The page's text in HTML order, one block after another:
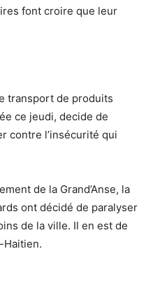
font croire que leur
transport de produits
ce jeudi, decide de
contre l’insécurité qui
de la Grand’Anse, la
ont décidé de paralyser
de la ville. Il en est de
Haitien.